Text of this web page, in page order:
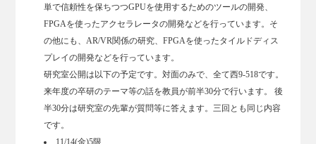
単で信頼性を保ちつつGPUを使用するためのツールの開発、
FPGAを使ったアクセラレータの開発などを行っています。そ
の他にも、AR/VR関係の研究、FPGAを使ったタイルドディス
プレイの開発などを行っています。
研究室公開は以下の予定です。対面のみで、全て西9-518です。
来年度の卒研のテーマ等の話を教員が前半30分で行います。 後
半30分は研究室の先輩が質問等に答えます。三回とも同じ内容
です。
11/14(金)5限